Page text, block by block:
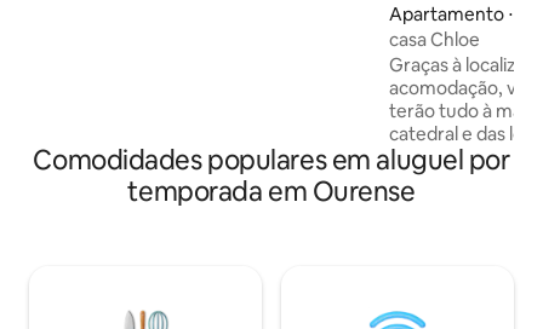
viagem, se você solicitar. É uma
comunidade muito tranquila, não é
permitido realizar festas ou barulhos
incômodos a partir das 23h.
Apartamento ⋅
casa Chloe
Graças à
acomodação,
terão tudo à mão.
catedral e das
Burgas. Tem ar
aquecimento,
máquina de lavar
entrada por c/
Comodidades populares em aluguel por
temporada em Ourense